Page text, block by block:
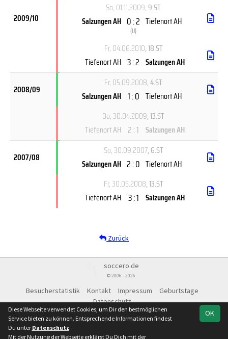
2009/10
So, 01.11.2009, 9.ST
Salzungen AH 0 : 2
(U)
Tiefenort AH
Fr, 04.06.2010, 18.ST
Tiefenort AH 3 : 2 Salzungen AH
2008/09
Fr, 05.09.2008, 4.ST
Salzungen AH 1 : 0 Tiefenort AH
Do, 30.04.2009, 13.ST
Tiefenort AH 2 : 1 Salzungen AH
2007/08
So, 30.09.2007, 6.ST
Salzungen AH 2 : 0 Tiefenort AH
Fr, 30.05.2008, 13.ST
Tiefenort AH 3 : 1 Salzungen AH
Zurück
soccero.de
© 2006 - 2026
Besucherstatistik Kontakt Impressum
Geburtstage
Datenschutz
OK
Diese Webseite verwendet Cookies, um Dir den bestmöglichen
Service bieten zu können. Entsprechende Informationen findest
Du unter Datenschutz.
Mit der Nutzung der Webseite erklärst Du Dich mit der